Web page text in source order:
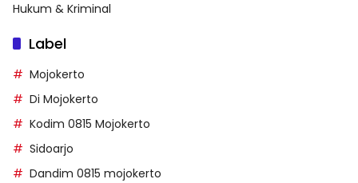
Hukum & Kriminal
Label
Mojokerto
Di Mojokerto
Kodim 0815 Mojokerto
Sidoarjo
Dandim 0815 mojokerto